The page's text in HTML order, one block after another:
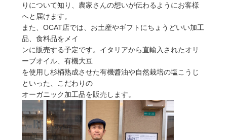
りについて知り、農家さんの想いが伝わるようにお客様
へと届けます。
また、OCAT店では、お土産やギフトにちょうどいい加工
品、食料品をメイ
ンに販売する予定です。イタリアから直輸入されたオリ
ーブオイル、有機大豆
を使用し杉桶熟成させた有機醬油や自然栽培の塩こうじ
といった、こだわりの
オーガニック加工品を販売します。